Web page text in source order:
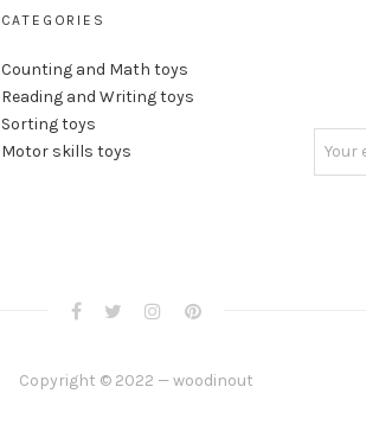
CATEGORIES
Counting and Math toys
Reading and Writing toys
Sorting toys
Motor skills toys
Copyright © 2022 — woodinout